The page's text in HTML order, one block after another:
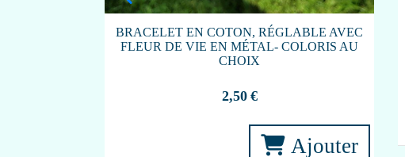
BRACELET EN COTON, RÉGLABLE AVEC
FLEUR DE VIE EN MÉTAL- COLORIS AU
CHOIX
2,50€
Ajouter